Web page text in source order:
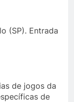
(SP). Entrada
de jogos da
de